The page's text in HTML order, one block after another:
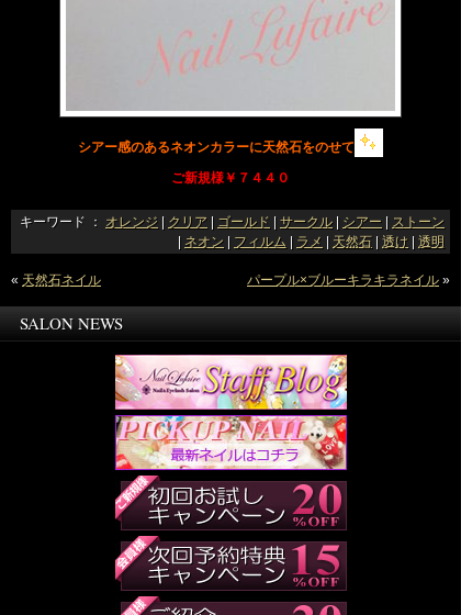
シアー感のあるネオンカラーに天然石をのせて
ご新規様￥７４４０
キーワード ： オレンジ | クリア | ゴールド | サークル | シアー | ストーン
| ネオン | フィルム | ラメ | 天然石 | 透け | 透明
« 天然石ネイル パープル×ブルーキラキラネイル »
SALON NEWS